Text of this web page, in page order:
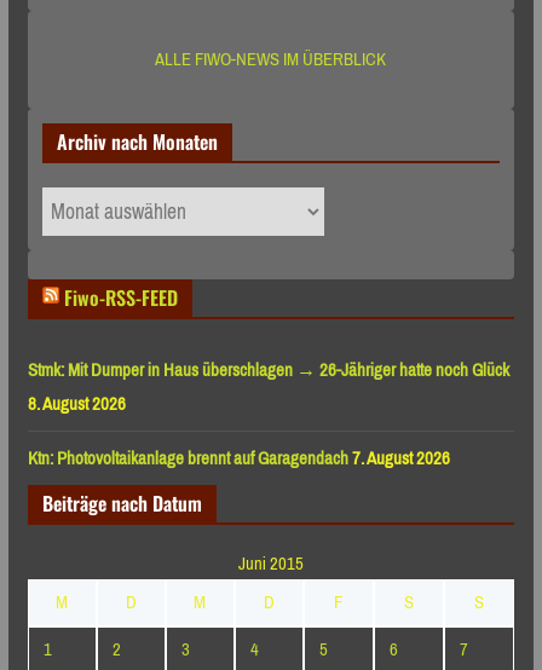
ALLE FIWO-NEWS IM ÜBERBLICK
Archiv nach Monaten
Archiv
nach
Fiwo-RSS-FEED
Stmk: Mit Dumper in Haus überschlagen → 26-Jähriger hatte noch Glück
8. August 2026
Ktn: Photovoltaikanlage brennt auf Garagendach7. August 2026
Beiträge nach Datum
Juni 2015
M
D M D F S
S
1
2 3 4 5 6
7